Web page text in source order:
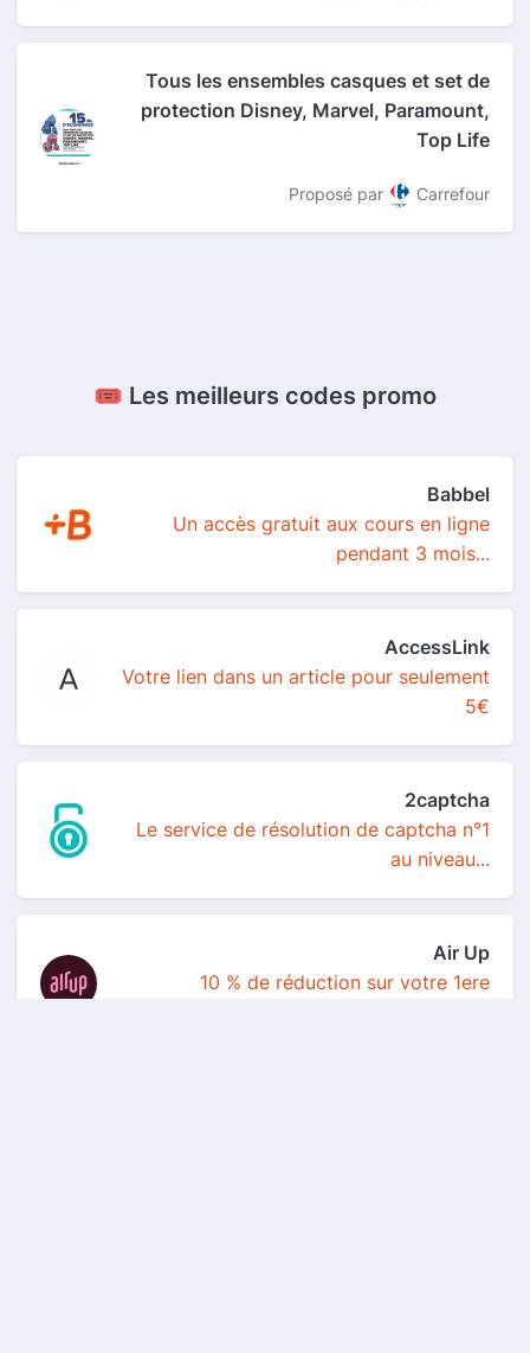
Tous les ensembles casques et set de
protection Disney, Marvel, Paramount,
Top Life
Proposé par Carrefour
🎟️ Les meilleurs codes promo
Babbel
Un accès gratuit aux cours en ligne
pendant 3 mois...
AccessLink
Votre lien dans un article pour seulement
5€
2captcha
Le service de résolution de captcha n°1
au niveau...
Air Up
10 % de réduction sur votre 1ere